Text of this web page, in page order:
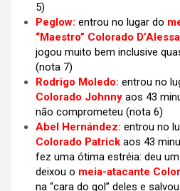
5)
Peglow: entrou no lugar do
“Maestro” Colorado
jogou muito bem inclusive
(nota 7)
Rodrigo Moledo: entrou no
Colorado Johnny aos 43
não comprometeu (nota 6)
Abel Hernández: entrou no
Colorado Patrick aos 43
fez uma ótima estréia: deu
deixou o meia-atacante
na “cara do gol” deles e